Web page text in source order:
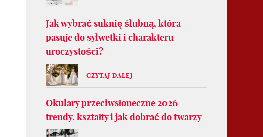
Jak wybrać suknię ślubną, która
pasuje do sylwetki i charakteru
uroczystości?
CZYTAJ DALEJ
Okulary przeciwsłoneczne 2026 -
trendy, kształty i jak dobrać do twarzy